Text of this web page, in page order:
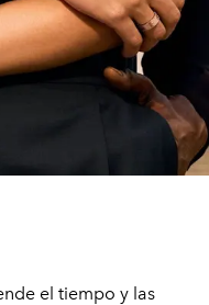
el tiempo y las